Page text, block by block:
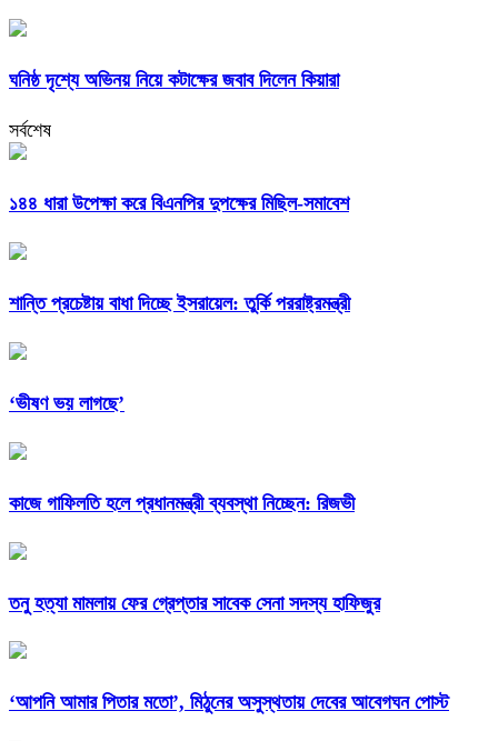
ঘনিষ্ঠ দৃশ্যে অভিনয় নিয়ে কটাক্ষের জবাব দিলেন কিয়ারা
সর্বশেষ
১৪৪ ধারা উপেক্ষা করে বিএনপির দুপক্ষের মিছিল-সমাবেশ
শান্তি প্রচেষ্টায় বাধা দিচ্ছে ইসরায়েল: তুর্কি পররাষ্ট্রমন্ত্রী
‘ভীষণ ভয় লাগছে’
কাজে গাফিলতি হলে প্রধানমন্ত্রী ব্যবস্থা নিচ্ছেন: রিজভী
তনু হত্যা মামলায় ফের গ্রেপ্তার সাবেক সেনা সদস্য হাফিজুর
‘আপনি আমার পিতার মতো’, মিঠুনের অসুস্থতায় দেবের আবেগঘন পোস্ট